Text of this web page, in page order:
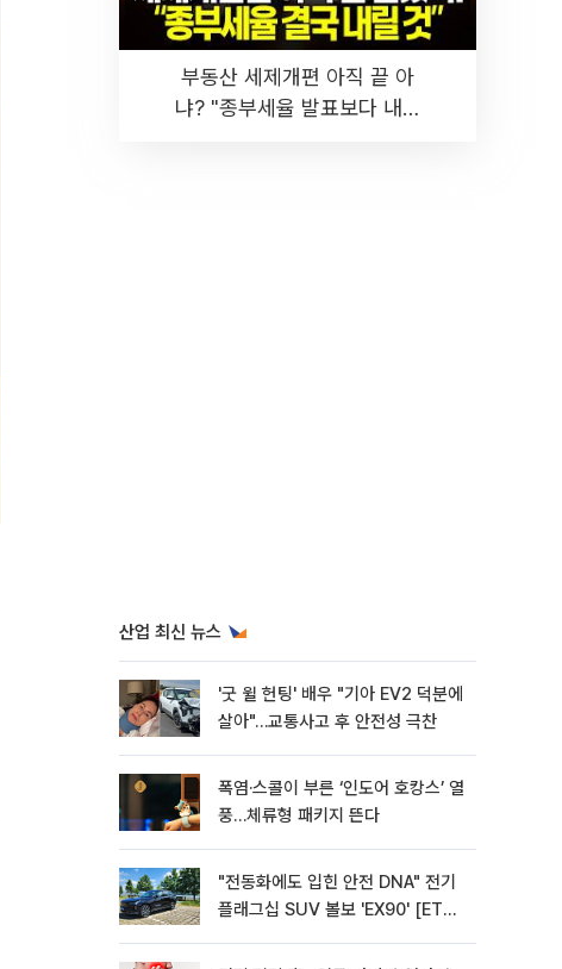
부동산 세제개편 아직 끝 아
냐? "종부세율 발표보다 내릴
산업 최신 뉴스
'굿 윌 헌팅' 배우 "기아 EV2 덕분에
살아"…교통사고 후 안전성 극찬
폭염·스콜이 부른 ‘인도어 호캉스’ 열
풍…체류형 패키지 뜬다
"전동화에도 입힌 안전 DNA" 전기
플래그십 SUV 볼보 'EX90' [ET의